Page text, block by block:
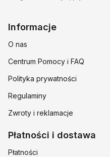
Linki w stopce
Informacje
O nas
Centrum Pomocy i FAQ
Polityka prywatności
Regulaminy
Zwroty i reklamacje
Płatności i dostawa
Płatności